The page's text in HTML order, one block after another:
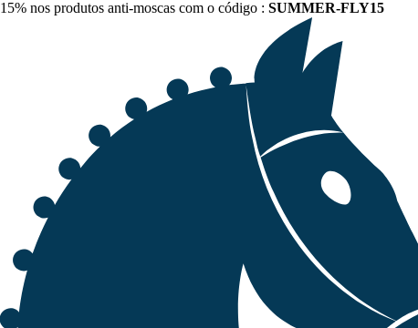
15% nos produtos anti-moscas com o código : SUMMER-FLY15